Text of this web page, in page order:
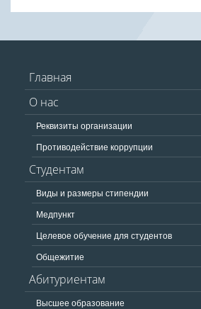
Главная
О нас
Реквизиты организации
Противодействие коррупции
Студентам
Виды и размеры стипендии
Медпункт
Целевое обучение для студентов
Общежитие
Абитуриентам
Высшее образование